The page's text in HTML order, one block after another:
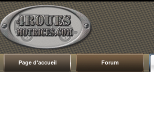
Page d'accueil Forum